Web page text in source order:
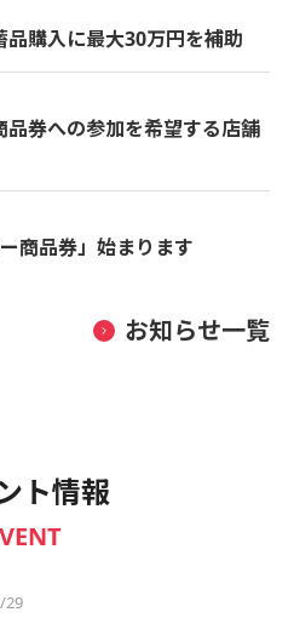
購入に最大30万円を補助
券への参加を希望する店舗
商品券」始まります
お知らせ一覧
ト情報
29